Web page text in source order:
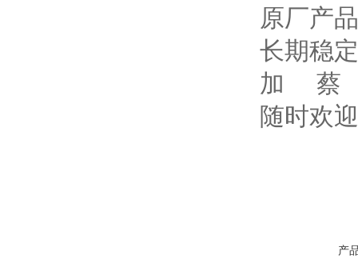
原厂产
长期稳
加 蔡
随时欢
产